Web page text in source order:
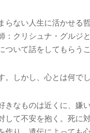
らない人生に活かせる
：クリシュナ・グルジ
いて話をしてもらう
。しかし、心とは何で
きなものは近くに、嫌
して不安を抱く。死に